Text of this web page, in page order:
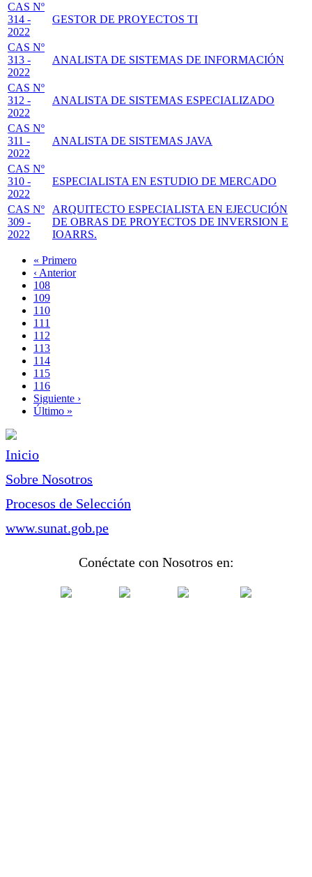
CAS Nº
314 -
2022
GESTOR DE PROYECTOS TI
CAS Nº
313 -
2022
ANALISTA DE SISTEMAS DE INFORMACIÓN
CAS Nº
312 -
2022
ANALISTA DE SISTEMAS ESPECIALIZADO
CAS Nº
311 -
2022
ANALISTA DE SISTEMAS JAVA
CAS Nº
310 -
2022
ESPECIALISTA EN ESTUDIO DE MERCADO
CAS Nº
309 -
2022
ARQUITECTO ESPECIALISTA EN EJECUCIÓN
DE OBRAS DE PROYECTOS DE INVERSION E
IOARRS.
Paginación
Primera
página
« Primero
Página
anterior
‹ Anterior
Page
108
Page
109
Page
110
Page
111
Página
actual
112
Page
113
Page
114
Page
115
Page
116
Siguiente
página
Siguiente ›
Última
Último »
Inicio
Sobre Nosotros
Procesos de Selección
www.sunat.gob.pe
Conéctate con Nosotros en: